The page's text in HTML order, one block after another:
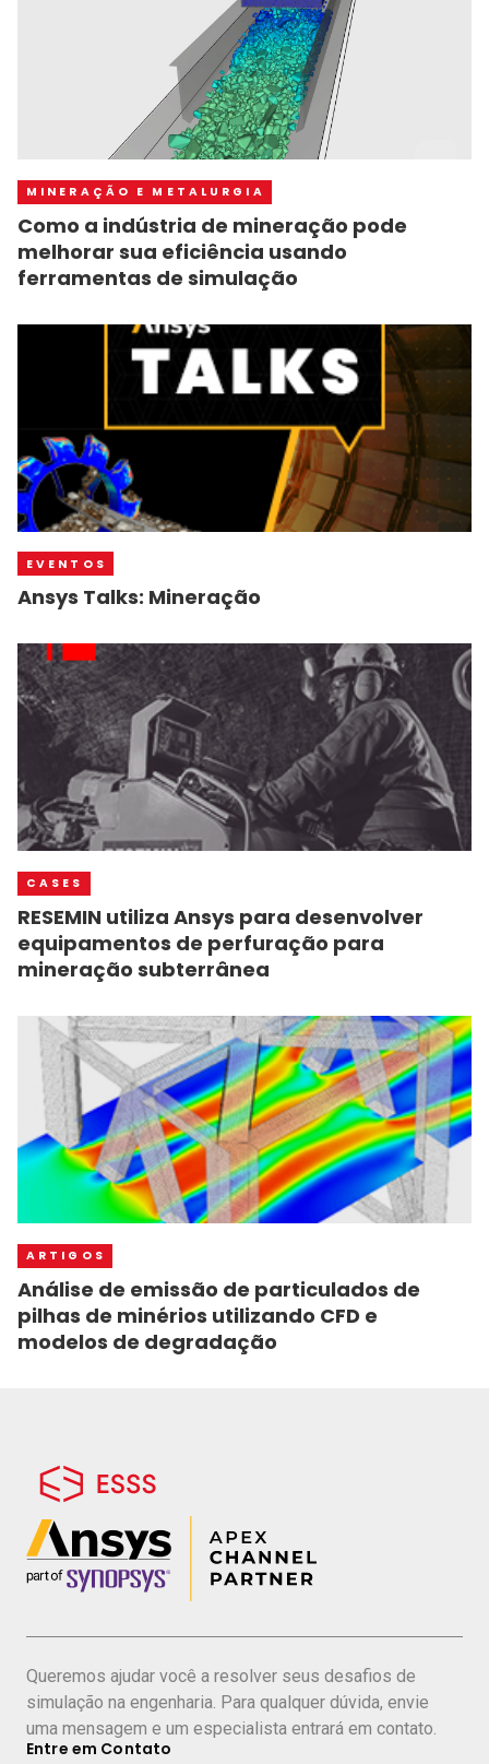
MINERAÇÃO E METALURGIA
Como a indústria de mineração pode
melhorar sua eficiência usando
ferramentas de simulação
EVENTOS
Ansys Talks: Mineração
CASES
RESEMIN utiliza Ansys para desenvolver
equipamentos de perfuração para
mineração subterrânea
ARTIGOS
Análise de emissão de particulados de
pilhas de minérios utilizando CFD e
modelos de degradação
Queremos ajudar você a resolver seus desafios de
simulação na engenharia. Para qualquer dúvida, envie
uma mensagem e um especialista entrará em contato.
Entre em Contato